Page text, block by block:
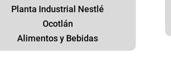
Planta Industrial Nestlé
Ocotlán
Alimentos y Bebidas